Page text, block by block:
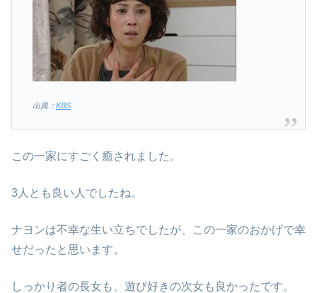
出典： KBS
この一家にすごく癒されました。
3人とも良い人でしたね。
ナヨンは不幸な生い立ちでしたが、この一家のおかげで幸
せだったと思います。
しっかり者の長女も、遊び好きの次女も良かったです。